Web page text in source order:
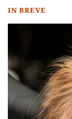
IN BREVE